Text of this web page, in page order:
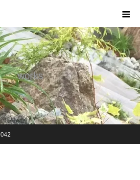
works
042